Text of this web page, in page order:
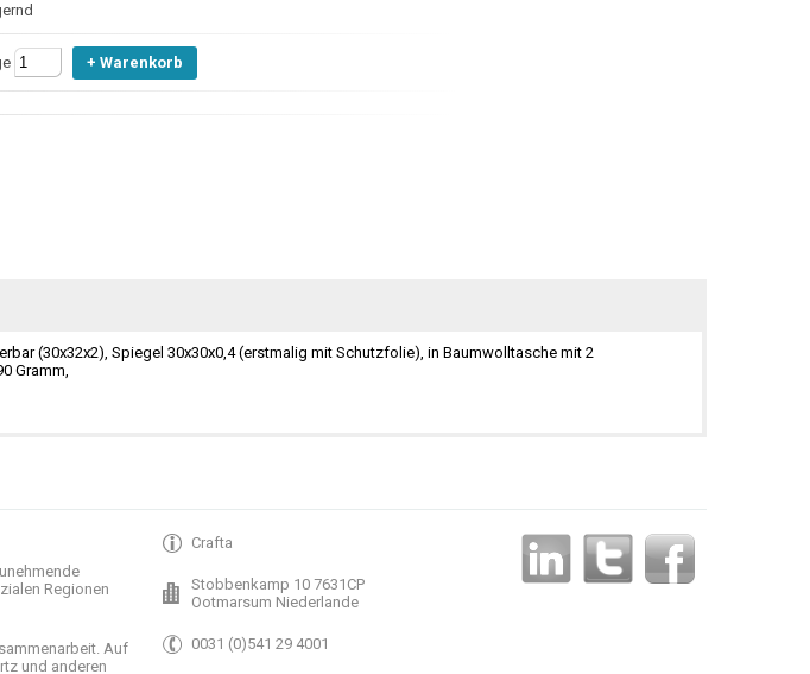
(30x32x2), Spiegel 30x30x0,4 (erstmalig mit Schutzfolie), in Baumwolltasche mit 2
Gramm,
Regionen
. Auf
und anderen
Crafta
Stobbenkamp 10 7631CP
Ootmarsum Niederlande
0031 (0)541 29 4001